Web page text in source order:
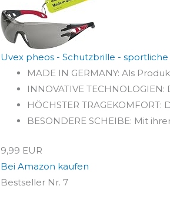
Uvex pheos - Schutzbrille - sportliche
MADE IN GERMANY: Als
INNOVATIVE
HÖCHSTER
BESONDERE SCHEIBE: Mit
9,99 EUR
Bei Amazon kaufen
Bestseller Nr. 7